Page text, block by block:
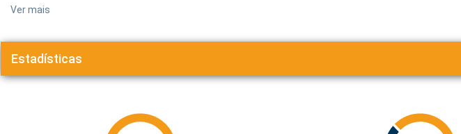
Ver mais
Estadísticas